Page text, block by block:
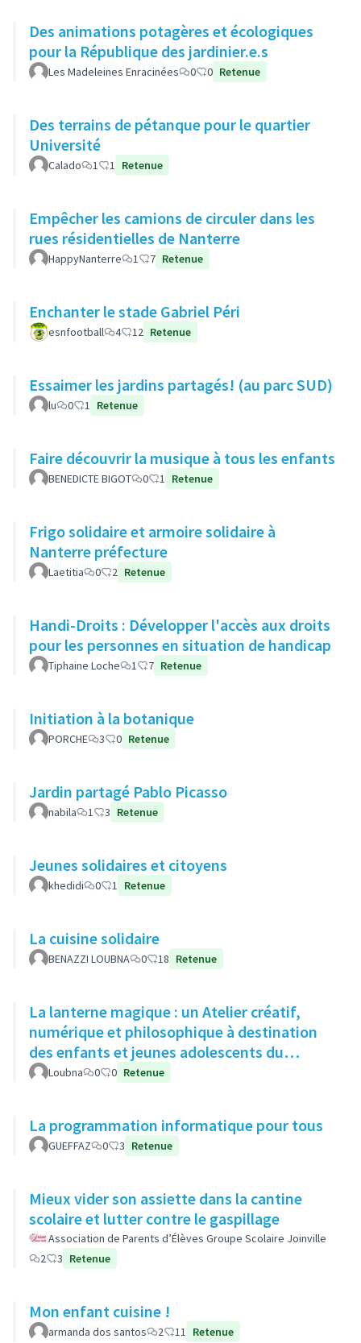
Des animations potagères et écologiques
pour la République des jardinier.e.s
Les Madeleines Enracinées 0 0 Retenue
Des terrains de pétanque pour le quartier
Université
Calado 1 1 Retenue
Empêcher les camions de circuler dans les
rues résidentielles de Nanterre
HappyNanterre 1 7 Retenue
Enchanter le stade Gabriel Péri
esnfootball 4 12 Retenue
Essaimer les jardins partagés! (au parc SUD)
lu 0 1 Retenue
Faire découvrir la musique à tous les enfants
BENEDICTE BIGOT 0 1 Retenue
Frigo solidaire et armoire solidaire à
Nanterre préfecture
Laetitia 0 2 Retenue
Handi-Droits : Développer l'accès aux droits
pour les personnes en situation de handicap
Tiphaine Loche 1 7 Retenue
Initiation à la botanique
PORCHE 3 0 Retenue
Jardin partagé Pablo Picasso
nabila 1 3 Retenue
Jeunes solidaires et citoyens
khedidi 0 1 Retenue
La cuisine solidaire
BENAZZI LOUBNA 0 18 Retenue
La lanterne magique : un Atelier créatif,
numérique et philosophique à destination
des enfants et jeunes adolescents du
quartier
Loubna 0 0 Retenue
La programmation informatique pour tous
GUEFFAZ 0 3 Retenue
Mieux vider son assiette dans la cantine
scolaire et lutter contre le gaspillage
Association de Parents d’Élèves Groupe Scolaire Joinville
2
3 Retenue
Mon enfant cuisine !
armanda dos santos 2 11 Retenue